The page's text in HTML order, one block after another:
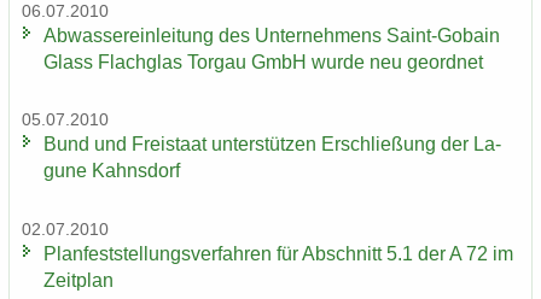
06.07.2010
Ab­was­ser­ein­lei­tung des Un­ter­neh­mens Saint-​Gobain
Glass Flach­glas Tor­gau GmbH wurde neu ge­ord­net
05.07.2010
Bund und Frei­staat un­ter­stüt­zen Er­schlie­ßung der La­
gu­ne Kahns­dorf
02.07.2010
Plan­fest­stel­lungs­ver­fah­ren für Ab­schnitt 5.1 der A 72 im
Zeit­plan